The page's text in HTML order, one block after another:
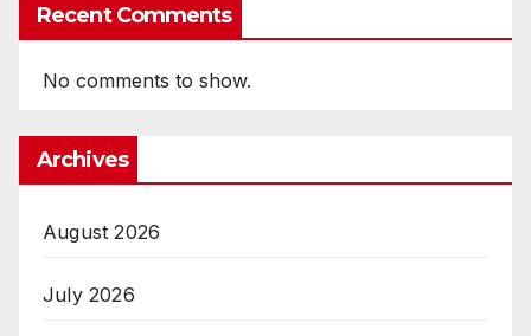
Recent Comments
No comments to show.
Archives
August 2026
July 2026